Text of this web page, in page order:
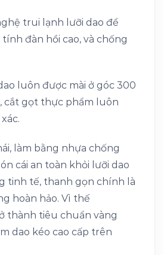
trui lạnh lưỡi dao để
đàn hồi cao, và chống
luôn được mài ở góc 300
cắt gọt thực phẩm luôn
làm bằng nhựa chống
cái an toàn khỏi lưỡi dao
tinh tế, thanh gọn chính là
hoàn hảo. Vì thế
thành tiêu chuẩn vàng
dao kéo cao cấp trên